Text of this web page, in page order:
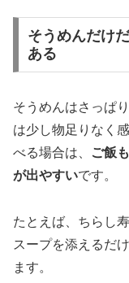
そうめんだけ
ある
そうめんはさっぱ
は少し物足りなく
べる場合は、
ご飯
が出やすいです。
たとえば、ちらし
スープを添えるだ
ます。